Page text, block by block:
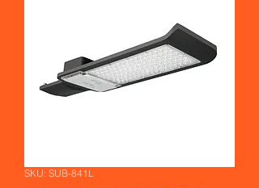
SKU: SUB-841L